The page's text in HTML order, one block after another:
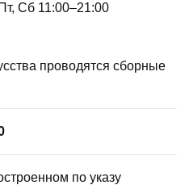
проводятся сборные
по указу
Сб 11:00–21:00